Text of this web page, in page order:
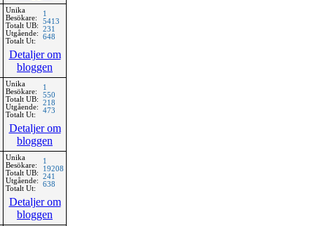
Unika
Besökare:
Totalt UB:
Utgående:
Totalt Ut:
1
5413
231
648
Detaljer om
bloggen
Unika
Besökare:
Totalt UB:
Utgående:
Totalt Ut:
1
550
218
473
Detaljer om
bloggen
Unika
Besökare:
Totalt UB:
Utgående:
Totalt Ut:
1
19208
241
638
Detaljer om
bloggen